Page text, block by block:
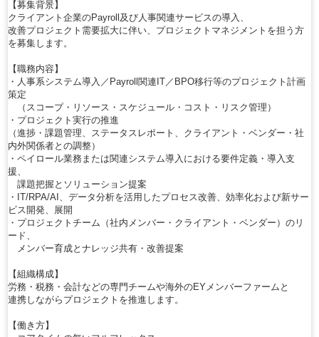
【募集背景】
クライアント企業のPayroll及び人事関連サービスの導入、
改善プロジェクト需要拡大に伴い、プロジェクトマネジメントを担う方
を募集します。
【職務内容】
・人事系システム導入／Payroll関連IT／BPO移行等のプロジェクト計画
策定
（スコープ・リソース・スケジュール・コスト・リスク管理）
・プロジェクト実行の推進
（進捗・課題管理、ステータスレポート、クライアント・ベンダー・社
内外関係者との調整）
・ペイロール業務または関連システム導入における要件定義・導入支
援、
課題把握とソリューション提案
・IT/RPA/AI、データ分析を活用したプロセス改善、効率化および新サー
ビス開発、展開
・プロジェクトチーム（社内メンバー・クライアント・ベンダー）のリ
ード、
メンバー育成とナレッジ共有・改善提案
【組織構成】
労務・税務・会計などの専門チームや海外のEYメンバーファームと
連携しながらプロジェクトを推進します。
【働き方】